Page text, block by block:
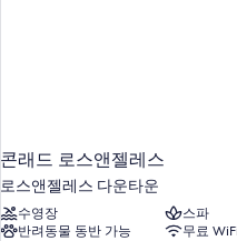
콘래드 로스앤젤레스
로스앤젤레스 다운타운
수영장
스파
반려동물 동반 가능
무료 WiFi